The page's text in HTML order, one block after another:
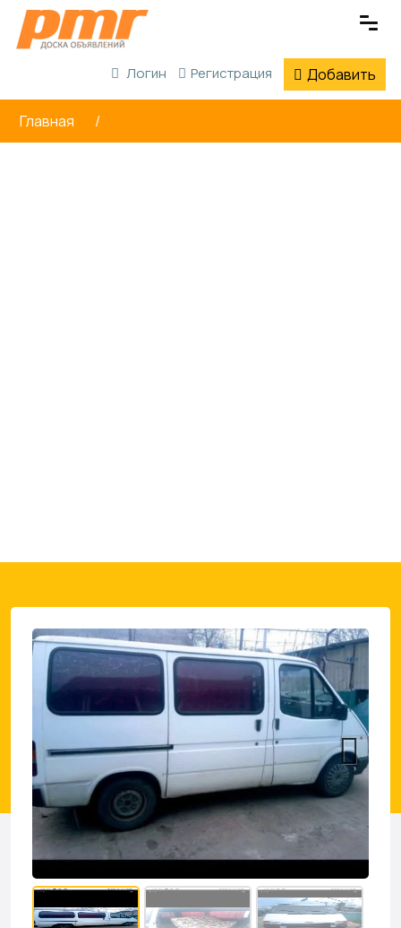
Логин Регистрация Добавить
Главная